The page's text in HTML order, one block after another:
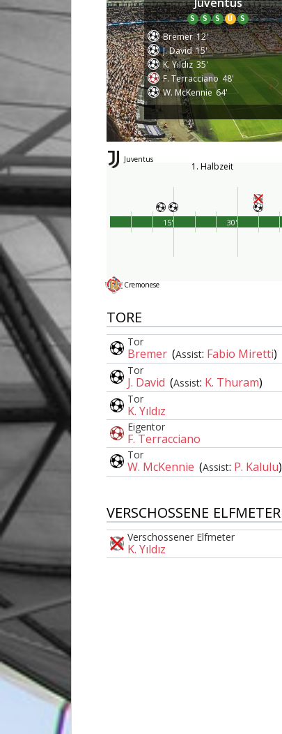
S S S U S
Bremer 12'
J. David 15'
K. Yıldız 35'
F. Terracciano 48'
W. McKennie 64'
Juventus
1. Halbzeit
Cremonese
15' 30'
TORE
Tor
Bremer (Assist: Fabio Miretti)
Tor
J. David (Assist: K. Thuram)
Tor
K. Yıldız
Eigentor
F. Terracciano
Tor
W. McKennie (Assist: P. Kalulu)
VERSCHOSSENE ELFMETER
Verschossener Elfmeter
K. Yıldız